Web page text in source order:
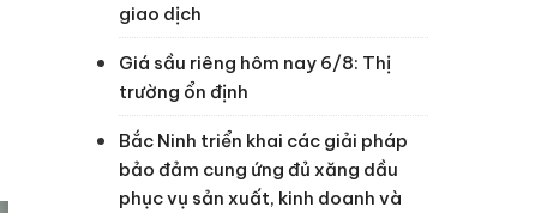
giao dịch
Giá sầu riêng hôm nay 6/8: Thị
trường ổn định
Bắc Ninh triển khai các giải pháp
bảo đảm cung ứng đủ xăng dầu
phục vụ sản xuất, kinh doanh và